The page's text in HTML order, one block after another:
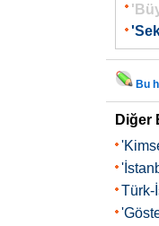
Bu
Diğer
Türk-